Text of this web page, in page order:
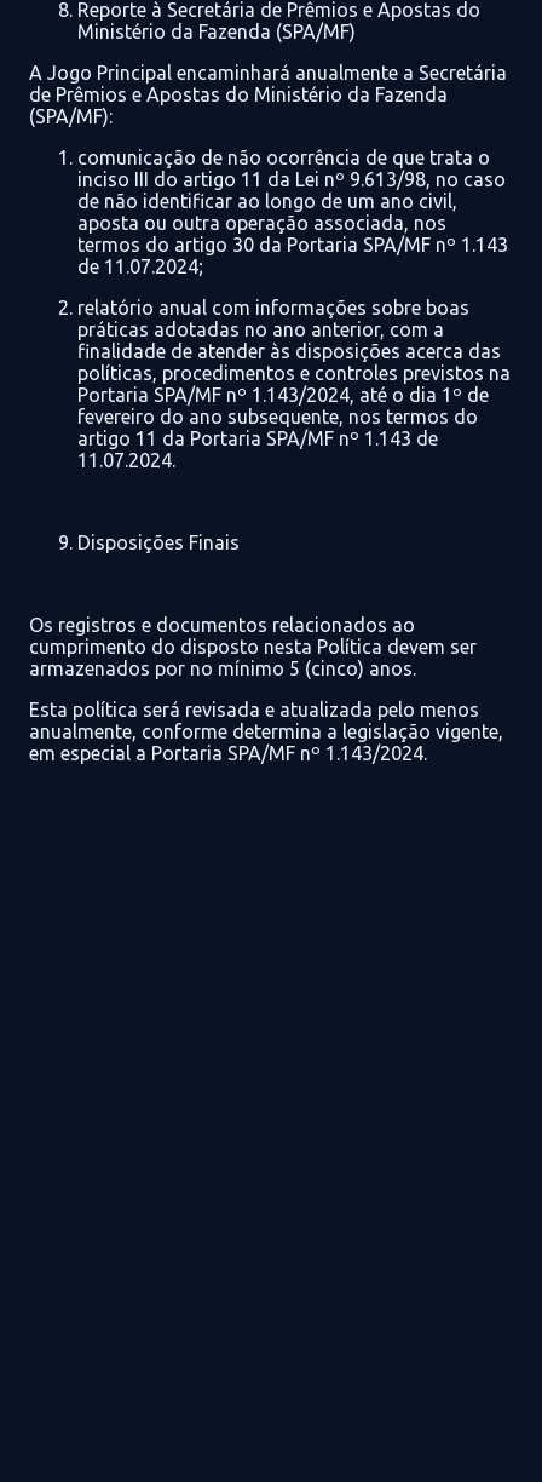
Reporte à Secretária de Prêmios e Apostas do
Ministério da Fazenda (SPA/MF)
A Jogo Principal encaminhará anualmente a Secretária
de Prêmios e Apostas do Ministério da Fazenda
(SPA/MF):
comunicação de não ocorrência de que trata o
inciso III do artigo 11 da Lei nº 9.613/98, no caso
de não identificar ao longo de um ano civil,
aposta ou outra operação associada, nos
termos do artigo 30 da Portaria SPA/MF nº 1.143
de 11.07.2024;
relatório anual com informações sobre boas
práticas adotadas no ano anterior, com a
finalidade de atender às disposições acerca das
políticas, procedimentos e controles previstos na
Portaria SPA/MF nº 1.143/2024, até o dia 1º de
fevereiro do ano subsequente, nos termos do
artigo 11 da Portaria SPA/MF nº 1.143 de
11.07.2024.
Disposições Finais
Os registros e documentos relacionados ao
cumprimento do disposto nesta Política devem ser
armazenados por no mínimo 5 (cinco) anos.
Esta política será revisada e atualizada pelo menos
anualmente, conforme determina a legislação vigente,
em especial a Portaria SPA/MF nº 1.143/2024.